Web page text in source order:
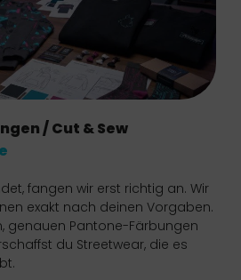
/ Cut & Sew
fangen wir erst richtig an. Wir
exakt nach deinen Vorgaben.
genauen Pantone-Färbungen
du Streetwear, die es